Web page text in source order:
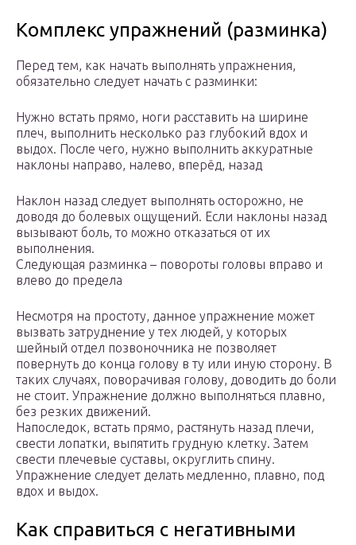
Комплекс упражнений (разминка)
Перед тем, как начать выполнять упражнения,
обязательно следует начать с разминки:
Нужно встать прямо, ноги расставить на ширине
плеч, выполнить несколько раз глубокий вдох и
выдох. После чего, нужно выполнить аккуратные
наклоны направо, налево, вперёд, назад
Наклон назад следует выполнять осторожно, не
доводя до болевых ощущений. Если наклоны назад
вызывают боль, то можно отказаться от их
выполнения.
Следующая разминка – повороты головы вправо и
влево до предела
Несмотря на простоту, данное упражнение может
вызвать затруднение у тех людей, у которых
шейный отдел позвоночника не позволяет
повернуть до конца голову в ту или иную сторону. В
таких случаях, поворачивая голову, доводить до боли
не стоит. Упражнение должно выполняться плавно,
без резких движений.
Напоследок, встать прямо, растянуть назад плечи,
свести лопатки, выпятить грудную клетку. Затем
свести плечевые суставы, округлить спину.
Упражнение следует делать медленно, плавно, под
вдох и выдох.
Как справиться с негативными